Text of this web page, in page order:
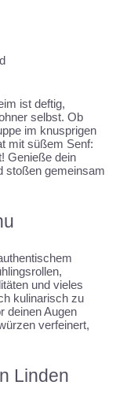
ist deftig,
selbst. Ob
im knusprigen
mit süßem Senf:
Genieße dein
stoßen gemeinsam
und vieles
kulinarisch zu
deinen Augen
verfeinert,
Linden